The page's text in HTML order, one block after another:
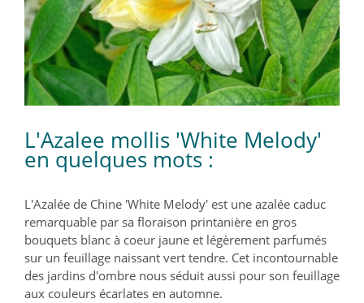
L'Azalee mollis 'White Melody'
en quelques mots :
L'Azalée de Chine 'White Melody' est une azalée caduc
remarquable par sa floraison printanière en gros
bouquets blanc à coeur jaune et légèrement parfumés
sur un feuillage naissant vert tendre. Cet incontournable
des jardins d'ombre nous séduit aussi pour son feuillage
aux couleurs écarlates en automne.